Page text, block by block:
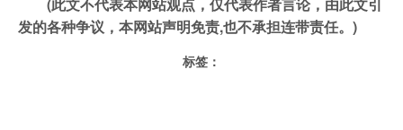
发的各种争议，本网站声明免责,也不承担连带责任。)
标签：